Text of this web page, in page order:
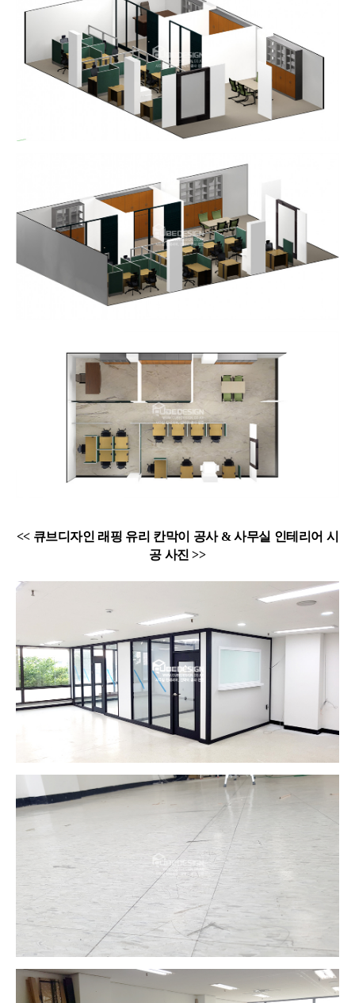
<< 큐브디자인 래핑 유리 칸막이 공사 & 사무실 인테리어 시
공 사진 >>